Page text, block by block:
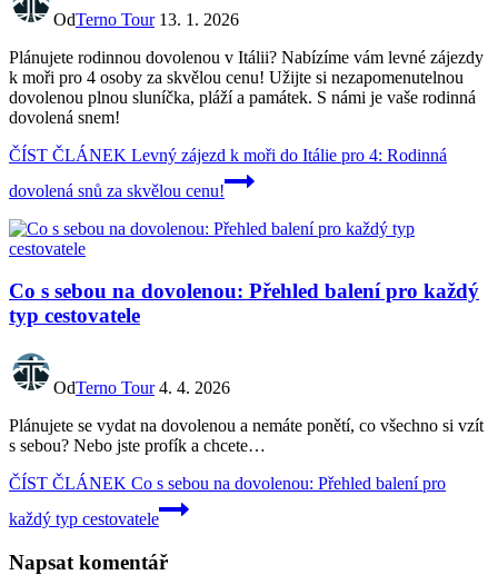
OdTerno Tour 13. 1. 2026
Plánujete rodinnou dovolenou v Itálii? Nabízíme vám levné zájezdy
k moři pro 4 osoby za skvělou cenu! Užijte si nezapomenutelnou
dovolenou plnou sluníčka, pláží a památek. S námi je vaše rodinná
dovolená snem!
ČÍST ČLÁNEK Levný zájezd k moři do Itálie pro 4: Rodinná
dovolená snů za skvělou cenu!
Co s sebou na dovolenou: Přehled balení pro každý
typ cestovatele
OdTerno Tour 4. 4. 2026
Plánujete se ‌vydat na dovolenou a nemáte ponětí, co všechno si vzít
s sebou?⁤ Nebo jste profík a chcete…
ČÍST ČLÁNEK Co s sebou na dovolenou: Přehled balení pro
každý typ cestovatele
Napsat komentář